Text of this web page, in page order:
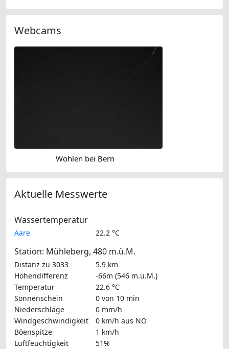
Webcams
Wohlen bei Bern
Aktuelle Messwerte
Wassertemperatur
Aare 22.2 °C
Station: Mühleberg, 480 m.ü.M.
Distanz zu 3033
5.9 km
Höhendifferenz
-66m (546 m.ü.M.)
Temperatur
22.6 °C
Sonnenschein
0 von 10 min
Niederschläge
0 mm/h
Windgeschwindigkeit
0 km/h aus NO
Böenspitze
1 km/h
Luftfeuchtigkeit
51%